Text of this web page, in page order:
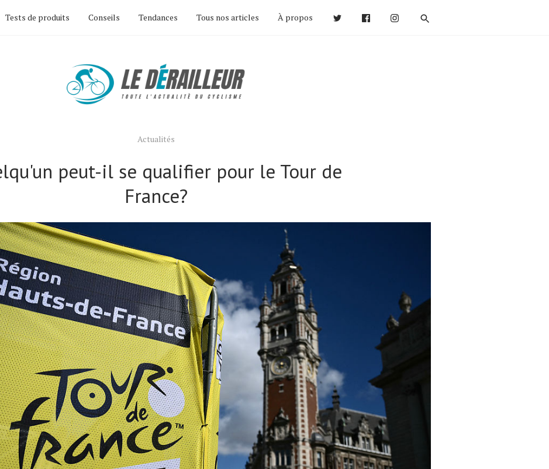
Tests de produits Conseils Tendances Tous nos articles À propos
Actualités
peut-il se qualifier pour le Tour de
France?